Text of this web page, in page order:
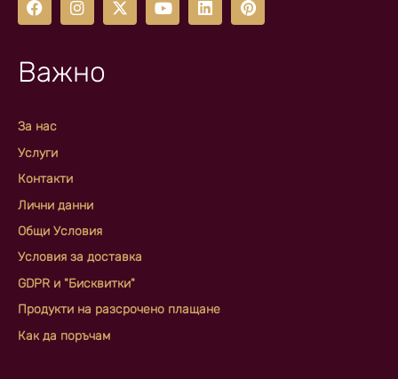
Важно
За нас
Услуги
Контакти
Лични данни
Общи Условия
Условия за доставка
GDPR и "Бисквитки"
Продукти на разсрочено плащане
Как да поръчам